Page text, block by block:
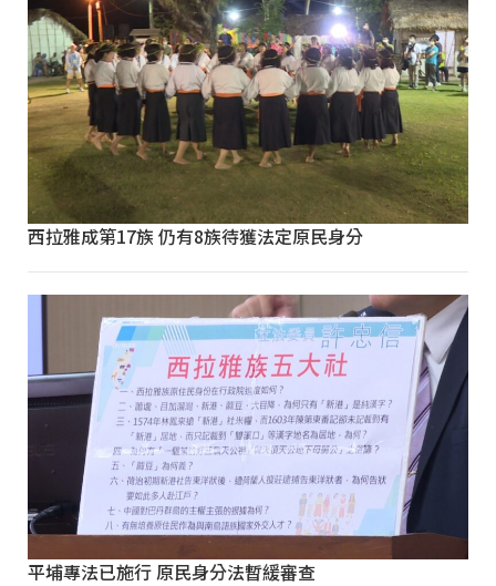
西拉雅成第17族 仍有8族待獲法定原民身分
平埔專法已施行 原民身分法暫緩審查